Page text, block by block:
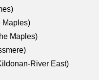
Maples)
Maples)
River East)